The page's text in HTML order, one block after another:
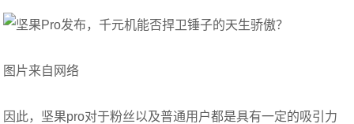
图片来自网络
因此，坚果pro对于粉丝以及普通用户都是具有一定的吸引力